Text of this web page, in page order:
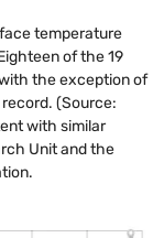
temperature
of the 19
the exception of
(Source:
with similar
Unit and the